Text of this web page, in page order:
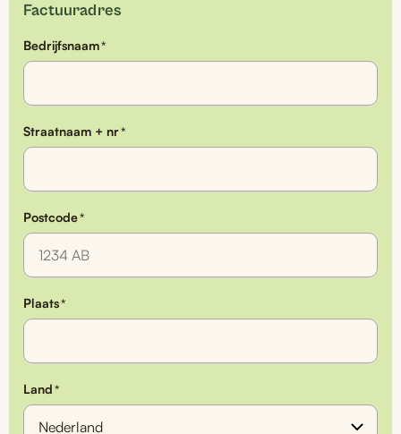
Factuuradres
Bedrijfsnaam*
Straatnaam + nr*
Postcode*
Plaats*
Land*